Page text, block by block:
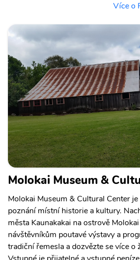
Více o
Molokai Museum &
Molokai Museum & Cultural Center
poznání místní historie a kultury.
města Kaunakakai na ostrově
návštěvníkům poutavé výstavy a
tradiční řemesla a dozvězte se více o